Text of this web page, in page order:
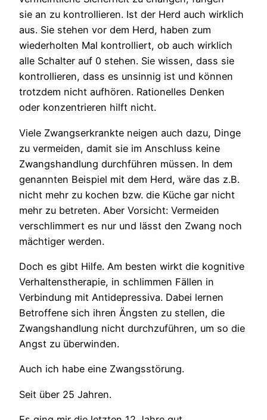
sie an zu kontrollieren. Ist der Herd auch wirklich
aus. Sie stehen vor dem Herd, haben zum
wiederholten Mal kontrolliert, ob auch wirklich
alle Schalter auf 0 stehen. Sie wissen, dass sie
kontrollieren, dass es unsinnig ist und können
trotzdem nicht aufhören. Rationelles Denken
oder konzentrieren hilft nicht.
Viele Zwangserkrankte neigen auch dazu, Dinge
zu vermeiden, damit sie im Anschluss keine
Zwangshandlung durchführen müssen. In dem
genannten Beispiel mit dem Herd, wäre das z.B.
nicht mehr zu kochen bzw. die Küche gar nicht
mehr zu betreten. Aber Vorsicht: Vermeiden
verschlimmert es nur und lässt den Zwang noch
mächtiger werden.
Doch es gibt Hilfe. Am besten wirkt die kognitive
Verhaltenstherapie, in schlimmen Fällen in
Verbindung mit Antidepressiva. Dabei lernen
Betroffene sich ihren Ängsten zu stellen, die
Zwangshandlung nicht durchzuführen, um so die
Angst zu überwinden.
Auch ich habe eine Zwangsstörung.
Seit über 25 Jahren.